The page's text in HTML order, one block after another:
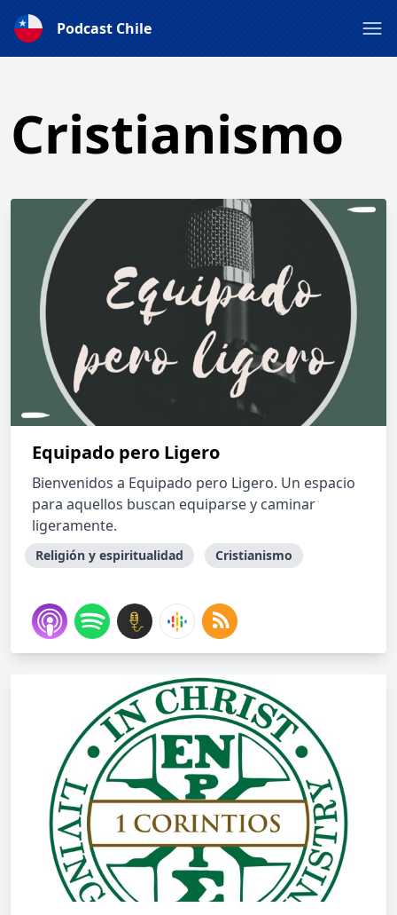
Podcast Chile
Cristianismo
Equipado pero Ligero
Bienvenidos a Equipado pero Ligero. Un espacio
para aquellos buscan equiparse y caminar
ligeramente.
Religión y espiritualidad Cristianismo